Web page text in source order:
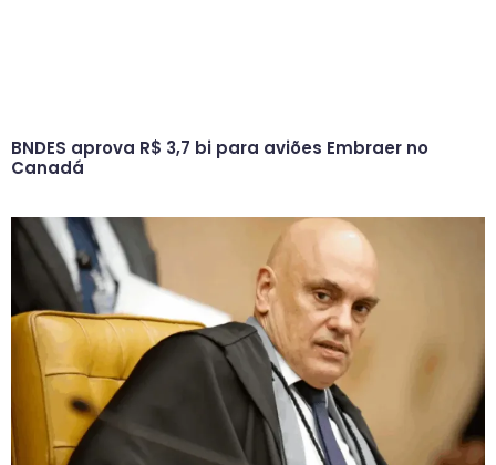
BNDES aprova R$ 3,7 bi para aviões Embraer no
Canadá